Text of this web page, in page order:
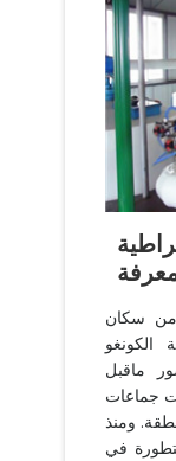
من سكان
الكونغو
ماقبل
هاجرت جماعات
ومنذ
في